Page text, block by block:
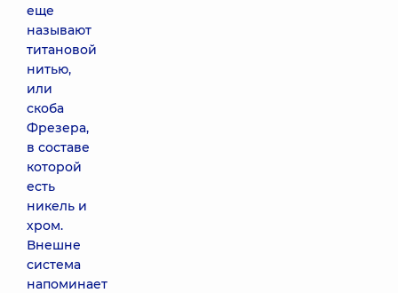
еще
называют
титановой
нитью,
или
скоба
Фрезера,
в составе
которой
есть
никель и
хром.
Внешне
система
напоминает